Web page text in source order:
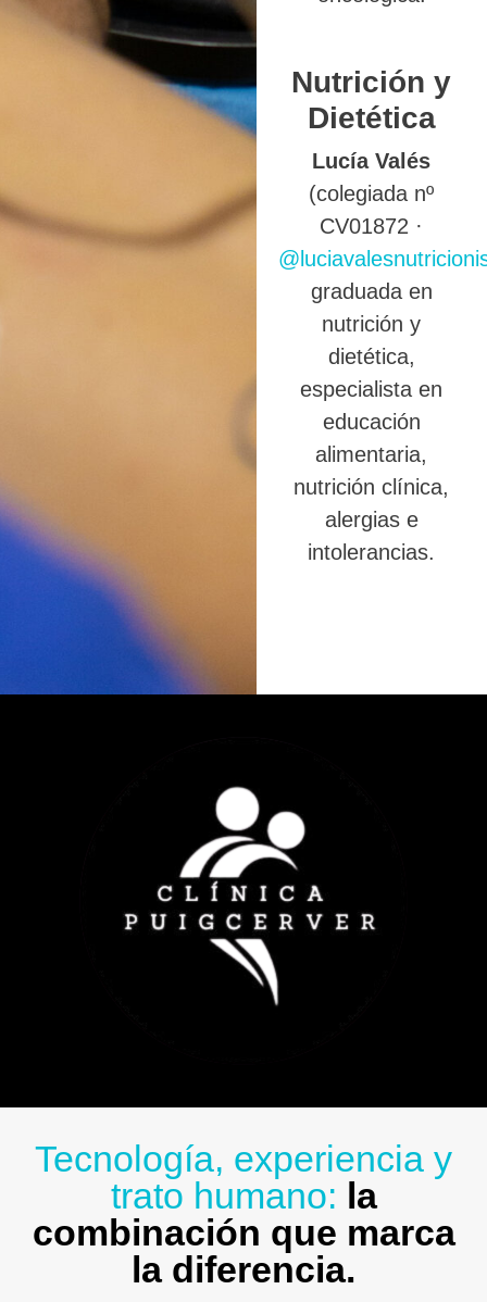
Nutrición y
Dietética
Lucía Valés
(colegiada nº
CV01872 ·
graduada en
nutrición y
dietética,
especialista en
educación
alimentaria,
nutrición clínica,
alergias e
intolerancias.
Tecnología, experiencia y
trato humano: la
combinación que marca
la diferencia.